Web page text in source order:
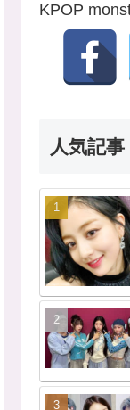
KPOP
人気記事